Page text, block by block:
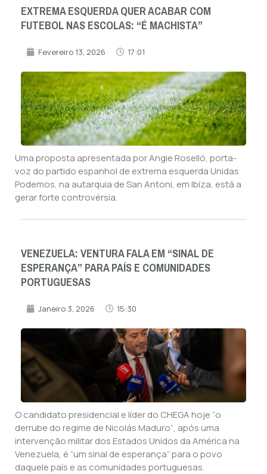
EXTREMA ESQUERDA QUER ACABAR COM
FUTEBOL NAS ESCOLAS: “É MACHISTA”
Fevereiro 13, 2026 17:01
Uma proposta apresentada por Angie Roselló, porta-
voz do partido espanhol de extrema esquerda Unidas
Podemos, na autarquia de San Antoni, em Ibiza, está a
gerar forte controvérsia.
VENEZUELA: VENTURA FALA EM “SINAL DE
ESPERANÇA” PARA PAÍS E COMUNIDADES
PORTUGUESAS
Janeiro 3, 2026 15:30
O candidato presidencial e líder do CHEGA hoje “o
derrube do regime de Nicolás Maduro“, após uma
intervenção militar dos Estados Unidos da América na
Venezuela, é “um sinal de esperança” para o povo
daquele país e as comunidades portuguesas.